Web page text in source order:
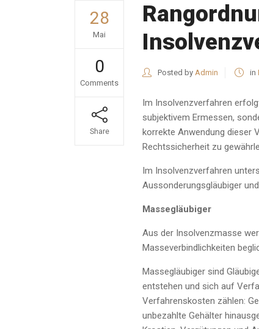
28
Mai
0
Comments
Share
Posted by Admin in
Im Insolvenzverfahren
subjektivem Ermessen,
korrekte Anwendung dieser
Rechtssicherheit zu
Im Insolvenzverfahren
Aussonderungsgläubiger
Massegläubiger
Aus der Insolvenzmasse
Masseverbindlichkeiten
Massegläubiger sind
entstehen und sich auf
Verfahrenskosten zählen:
unbezahlte Gehälter